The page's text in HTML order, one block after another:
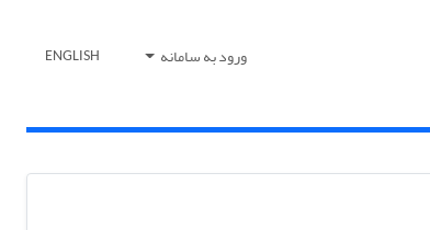
ورود به سامانه ENGLISH